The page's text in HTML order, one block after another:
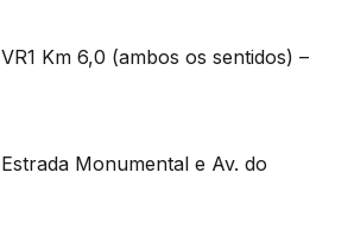
VR1 Km 6,0 (ambos os sentidos) –
Estrada Monumental e Av. do